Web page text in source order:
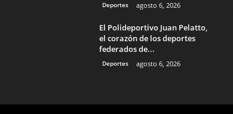
Deportes agosto 6, 2026
El Polideportivo Juan Pelatto,
el corazón de los deportes
federados de...
Deportes agosto 6, 2026